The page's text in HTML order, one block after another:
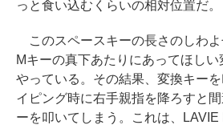
っと食い込むくらいの相対位置だ。
このスペースキーの長さのしわよ
Mキーの真下あたりにあってほし
やっている。その結果、変換キー
イピング時に右手親指を降ろすと
ーを叩いてしまう。これは、